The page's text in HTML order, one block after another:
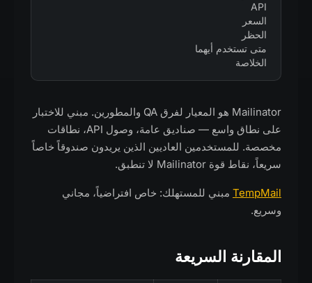
API
السعر
الحظر
متى تستخدم أيهما
الخلاصة
Mailinator هو المعيار لفرق QA والمطورين. مبني للاختبار
على نطاق واسع — صناديق عامة، وصول API، نطاقات
مخصصة. للمستخدمين العاديين الذين يريدون صندوقاً خاصاً
سريعاً، نقاط قوة Mailinator لا تنطبق.
TempMail مبني للمستهلك: خاص افتراضياً، مجاني
وسريع.
المقارنة السريعة